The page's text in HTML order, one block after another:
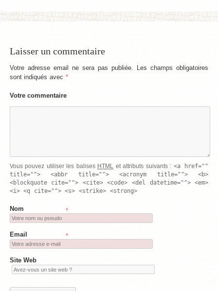
Laisser un commentaire
Votre adresse email ne sera pas publiée. Les champs obligatoires
sont indiqués avec *
Votre commentaire
Vous pouvez utiliser les balises HTML et attributs suivants : <a href=""
title=""> <abbr title=""> <acronym title=""> <b>
<blockquote cite=""> <cite> <code> <del datetime=""> <em>
<i> <q cite=""> <s> <strike> <strong>
Nom *
Email *
Site Web